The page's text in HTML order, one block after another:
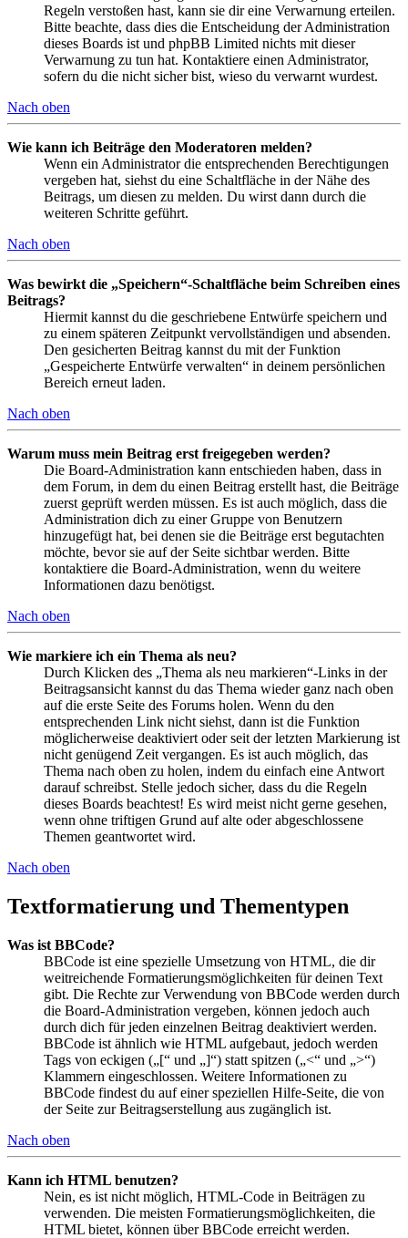
Regeln verstoßen hast, kann sie dir eine Verwarnung erteilen.
Bitte beachte, dass dies die Entscheidung der Administration
dieses Boards ist und phpBB Limited nichts mit dieser
Verwarnung zu tun hat. Kontaktiere einen Administrator,
sofern du die nicht sicher bist, wieso du verwarnt wurdest.
Nach oben
Wie kann ich Beiträge den Moderatoren melden?
Wenn ein Administrator die entsprechenden Berechtigungen
vergeben hat, siehst du eine Schaltfläche in der Nähe des
Beitrags, um diesen zu melden. Du wirst dann durch die
weiteren Schritte geführt.
Nach oben
Was bewirkt die „Speichern“-Schaltfläche beim Schreiben eines
Beitrags?
Hiermit kannst du die geschriebene Entwürfe speichern und
zu einem späteren Zeitpunkt vervollständigen und absenden.
Den gesicherten Beitrag kannst du mit der Funktion
„Gespeicherte Entwürfe verwalten“ in deinem persönlichen
Bereich erneut laden.
Nach oben
Warum muss mein Beitrag erst freigegeben werden?
Die Board-Administration kann entschieden haben, dass in
dem Forum, in dem du einen Beitrag erstellt hast, die Beiträge
zuerst geprüft werden müssen. Es ist auch möglich, dass die
Administration dich zu einer Gruppe von Benutzern
hinzugefügt hat, bei denen sie die Beiträge erst begutachten
möchte, bevor sie auf der Seite sichtbar werden. Bitte
kontaktiere die Board-Administration, wenn du weitere
Informationen dazu benötigst.
Nach oben
Wie markiere ich ein Thema als neu?
Durch Klicken des „Thema als neu markieren“-Links in der
Beitragsansicht kannst du das Thema wieder ganz nach oben
auf die erste Seite des Forums holen. Wenn du den
entsprechenden Link nicht siehst, dann ist die Funktion
möglicherweise deaktiviert oder seit der letzten Markierung ist
nicht genügend Zeit vergangen. Es ist auch möglich, das
Thema nach oben zu holen, indem du einfach eine Antwort
darauf schreibst. Stelle jedoch sicher, dass du die Regeln
dieses Boards beachtest! Es wird meist nicht gerne gesehen,
wenn ohne triftigen Grund auf alte oder abgeschlossene
Themen geantwortet wird.
Nach oben
Textformatierung und Thementypen
Was ist BBCode?
BBCode ist eine spezielle Umsetzung von HTML, die dir
weitreichende Formatierungsmöglichkeiten für deinen Text
gibt. Die Rechte zur Verwendung von BBCode werden durch
die Board-Administration vergeben, können jedoch auch
durch dich für jeden einzelnen Beitrag deaktiviert werden.
BBCode ist ähnlich wie HTML aufgebaut, jedoch werden
Tags von eckigen („[“ und „]“) statt spitzen („<“ und „>“)
Klammern eingeschlossen. Weitere Informationen zu
BBCode findest du auf einer speziellen Hilfe-Seite, die von
der Seite zur Beitragserstellung aus zugänglich ist.
Nach oben
Kann ich HTML benutzen?
Nein, es ist nicht möglich, HTML-Code in Beiträgen zu
verwenden. Die meisten Formatierungsmöglichkeiten, die
HTML bietet, können über BBCode erreicht werden.